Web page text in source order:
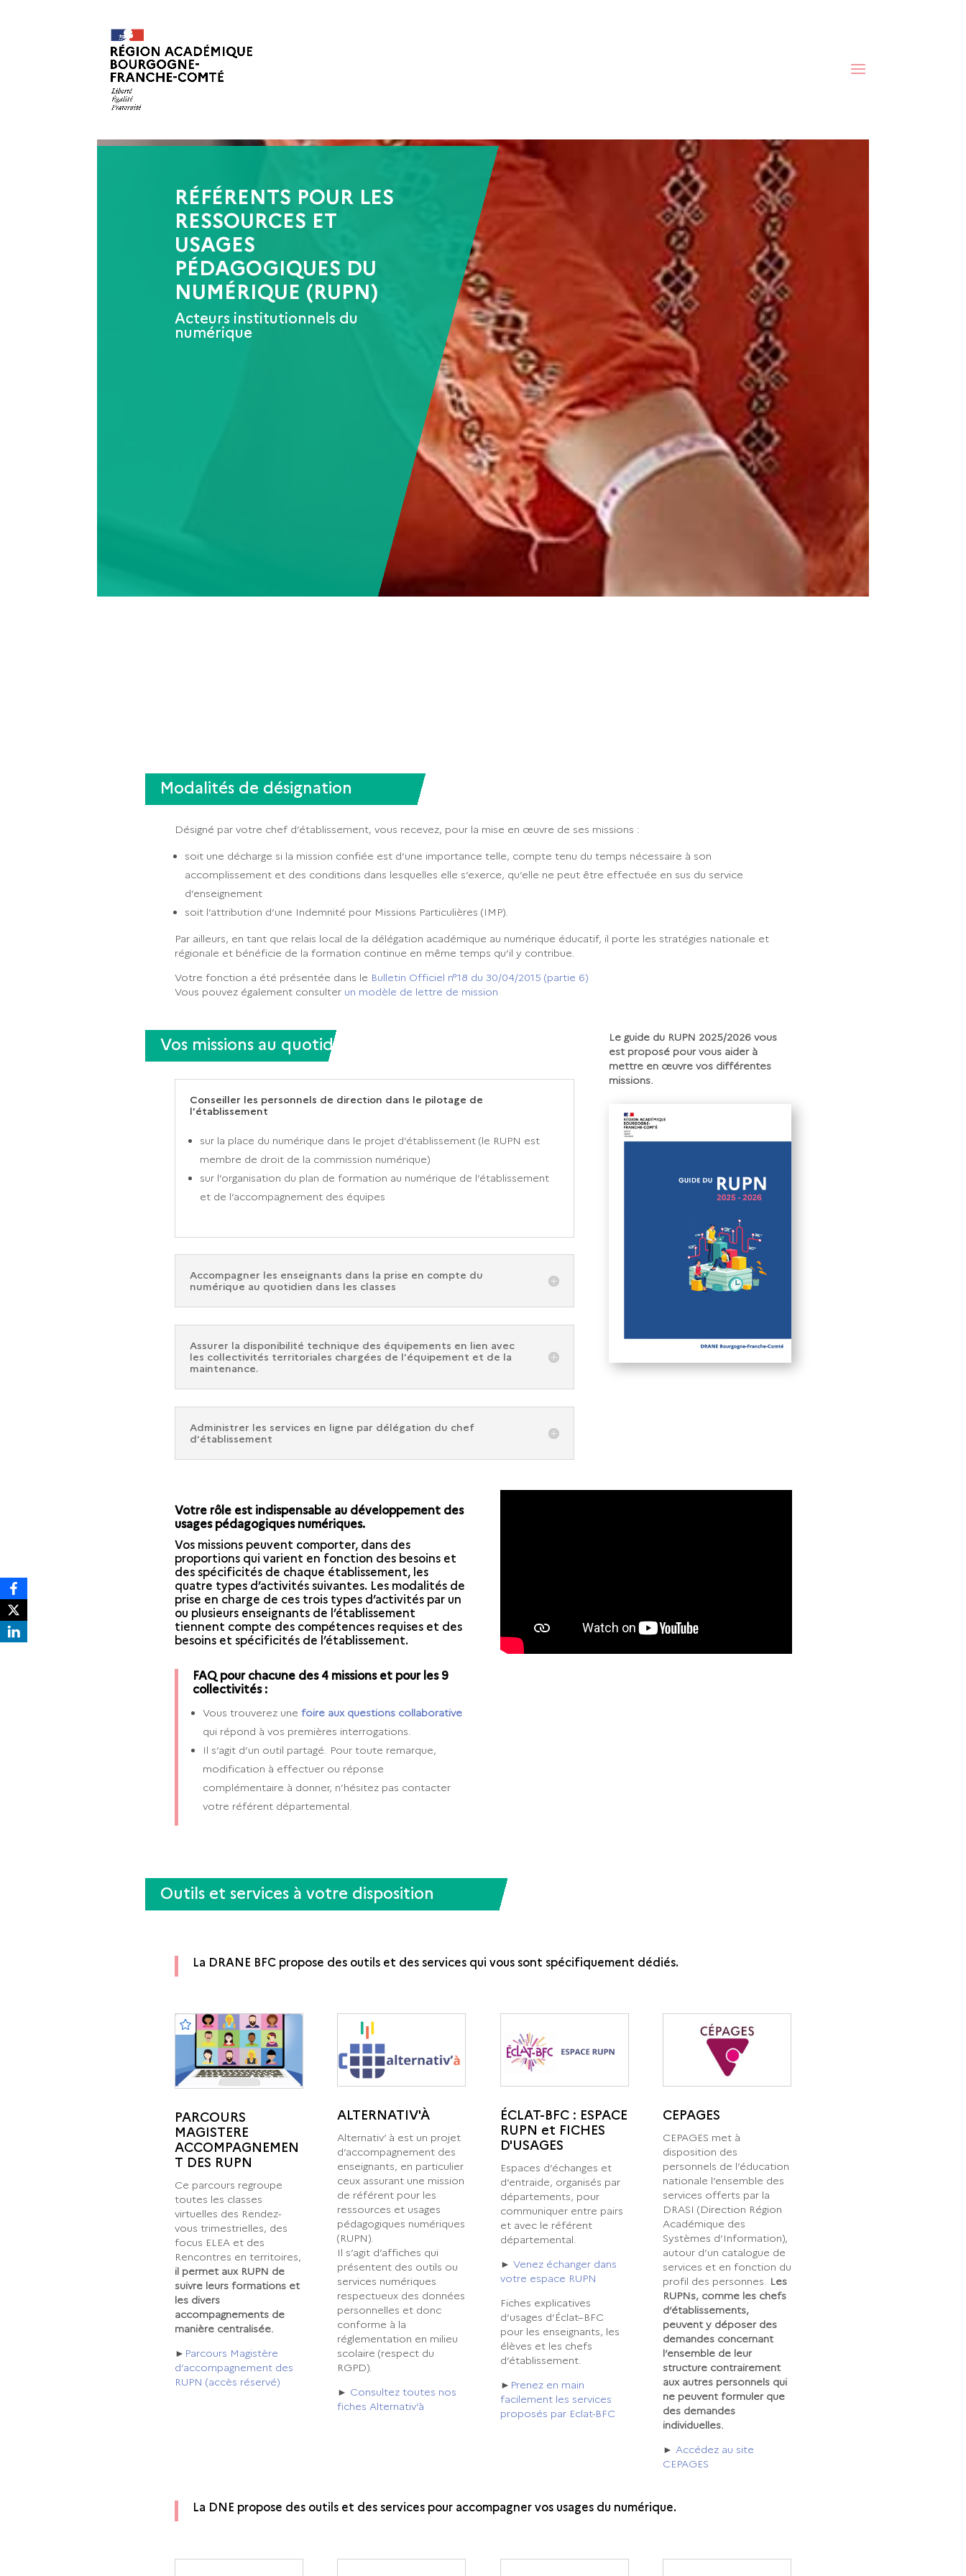
La DRANE Acteurs
RÉFÉRENTS POUR LES
RESSOURCES ET
USAGES
PÉDAGOGIQUES DU
NUMÉRIQUE (RUPN)
Acteurs institutionnels du
numérique
Modalités de désignation
Désigné par votre chef d’établissement, vous recevez, pour la mise en œuvre de ses missions :
soit une décharge si la mission confiée est d’une importance telle, compte tenu du temps nécessaire à son
accomplissement et des conditions dans lesquelles elle s’exerce, qu’elle ne peut être effectuée en sus du service
d’enseignement
soit l’attribution d’une Indemnité pour Missions Particulières (IMP).
Par ailleurs, en tant que relais local de la délégation académique au numérique éducatif, il porte les stratégies nationale et
régionale et bénéficie de la formation continue en même temps qu’il y contribue.
Votre fonction a été présentée dans le Bulletin Officiel n°18 du 30/04/2015 (partie 6)
Vous pouvez également consulter un modèle de lettre de mission
Vos missions au quotidien
Conseiller les personnels de direction dans le pilotage de
l'établissement
sur la place du numérique dans le projet d’établissement (le RUPN est
membre de droit de la commission numérique)
sur l’organisation du plan de formation au numérique de l’établissement
et de l’accompagnement des équipes
Accompagner les enseignants dans la prise en compte du
numérique au quotidien dans les classes
Assurer la disponibilité technique des équipements en lien avec
les collectivités territoriales chargées de l'équipement et de la
maintenance.
Administrer les services en ligne par délégation du chef
d'établissement
Le guide du RUPN 2025/2026 vous
est proposé pour vous aider à
mettre en œuvre vos différentes
missions.
Votre rôle est indispensable au développement des
usages pédagogiques numériques.
Vos missions peuvent comporter, dans des
proportions qui varient en fonction des besoins et
des spécificités de chaque établissement, les
quatre types d’activités suivantes. Les modalités de
prise en charge de ces trois types d’activités par un
ou plusieurs enseignants de l’établissement
tiennent compte des compétences requises et des
besoins et spécificités de l’établissement.
FAQ pour chacune des 4 missions et pour les 9
collectivités :
Vous trouverez une foire aux questions collaborative
qui répond à vos premières interrogations.
Il s’agit d’un outil partagé. Pour toute remarque,
modification à effectuer ou réponse
complémentaire à donner, n’hésitez pas contacter
votre référent départemental.
Outils et services à votre disposition
La DRANE BFC propose des outils et des services qui vous sont spécifiquement dédiés.
PARCOURS
MAGISTERE
ACCOMPAGNEMEN
T DES RUPN
Ce parcours regroupe
toutes les classes
virtuelles des Rendez-
vous trimestrielles, des
focus ELEA et des
Rencontres en territoires,
il permet aux RUPN de
suivre leurs formations et
les divers
accompagnements de
manière centralisée.
► Parcours Magistère
d’accompagnement des
RUPN (accès réservé)
ALTERNATIV'À
Alternativ’ à est un projet
d’accompagnement des
enseignants, en particulier
ceux assurant une mission
de référent pour les
ressources et usages
pédagogiques numériques
(RUPN).
Il s’agit d’affiches qui
présentent des outils ou
services numériques
respectueux des données
personnelles et donc
conforme à la
réglementation en milieu
scolaire (respect du
RGPD).
► Consultez toutes nos
fiches Alternativ’à
ÉCLAT-BFC : ESPACE
RUPN et FICHES
D'USAGES
Espaces d’échanges et
d’entraide, organisés par
départements, pour
communiquer entre pairs
et avec le référent
départemental.
► Venez échanger dans
votre espace RUPN
Fiches explicatives
d’usages d’Éclat–BFC
pour les enseignants, les
élèves et les chefs
d’établissement.
► Prenez en main
facilement les services
proposés par Eclat-BFC
CEPAGES
CEPAGES met à
disposition des
personnels de l’éducation
nationale l’ensemble des
services offerts par la
DRASI (Direction Région
Académique des
Systèmes d’Information),
autour d’un catalogue de
services et en fonction du
profil des personnes. Les
RUPNs, comme les chefs
d’établissements,
peuvent y déposer des
demandes concernant
l’ensemble de leur
structure contrairement
aux autres personnels qui
ne peuvent formuler que
des demandes
individuelles.
► Accédez au site
CEPAGES
La DNE propose des outils et des services pour accompagner vos usages du numérique.